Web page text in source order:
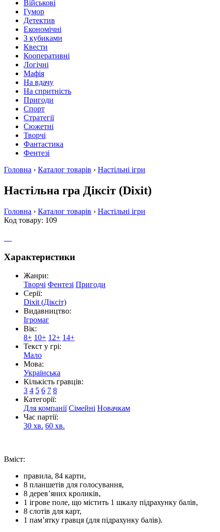
Військові
Гумор
Детектив
Економічні
З кубиками
Квести
Кооперативні
Логічні
Мафія
На вдачу
На спритність
Пригоди
Спорт
Стратегії
Сюжетні
Творчі
Фантастика
Фентезі
Головна › Каталог товарів › Настільні ігри
Настільна гра Діксіт (Dixit)
Головна › Каталог товарів › Настільні ігри
Код товару: 109
Характеристики
Жанри:
Творчі Фентезі Пригоди
Серії:
Dixit (Діксіт)
Видавництво:
Ігромаг
Вік:
8+ 10+ 12+ 14+
Текст у грі:
Мало
Мова:
Українська
Кількість гравців:
3 4 5 6 7 8
Категорії:
Для компанії Сімейні Новачкам
Час партії:
30 хв. 60 хв.
Вміст:
правила, 84 карти,
8 планшетів для голосування,
8 дерев’яних кроликів,
1 ігрове поле, що містить 1 шкалу підрахунку балів,
8 слотів для карт,
1 пам’ятку гравця (для підрахунку балів).